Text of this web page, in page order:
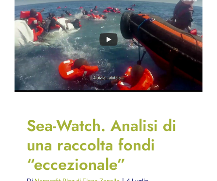
Sea-Watch. Analisi di
una raccolta fondi
“eccezionale”